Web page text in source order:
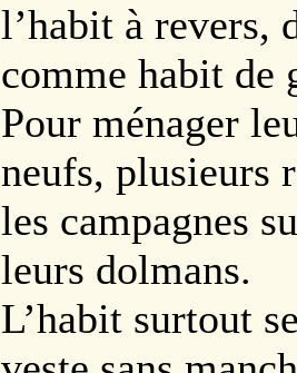
l’habit à revers,
comme habit de
Pour ménager
neufs, plusieurs
les campagnes
leurs dolmans.
L’habit surtout